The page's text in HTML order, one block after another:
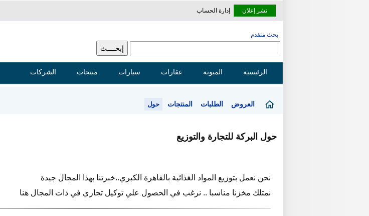
نشر إعلان إدارة الحساب
بحث متقدم
الرئيسية المبوبة عقارات سيارات منتجات الشركات
العروض الطلبات المنتجات حول
حول البركة للتجارة والتوزيع
نحن نعمل بتوزيع المواد الغذائية بالقاهرة الكبري..خبرتنا بهذا المجال جيدة
نمتلك مخزنا مناسبا .. نرغب في الحصول علي توكيل تجاري في ذات المجال هنا